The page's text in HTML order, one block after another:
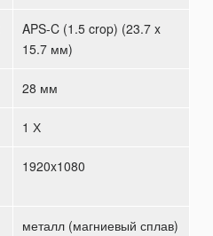
APS-C (1.5 crop) (23.7 x
15.7 мм)
28 мм
1 Х
1920x1080
металл (магниевый сплав)